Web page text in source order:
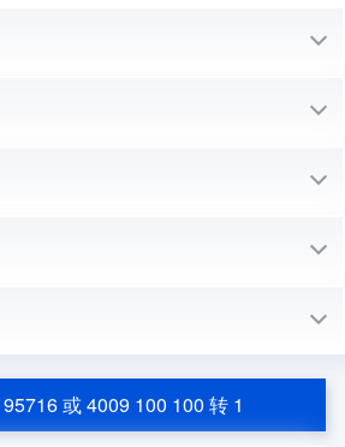
或 4009 100 100 转 1